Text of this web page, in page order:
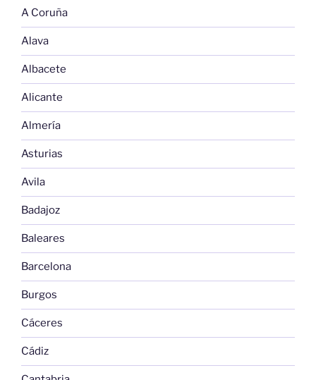
A Coruña
Alava
Albacete
Alicante
Almería
Asturias
Avila
Badajoz
Baleares
Barcelona
Burgos
Cáceres
Cádiz